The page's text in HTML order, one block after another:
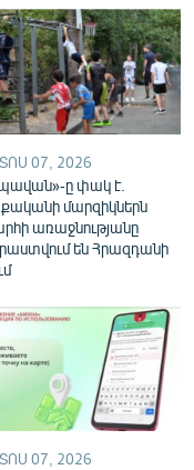
07, 2026
ը փակ է.
մարզիկներն
առաջնությանը
են Հրազդանի
07, 2026